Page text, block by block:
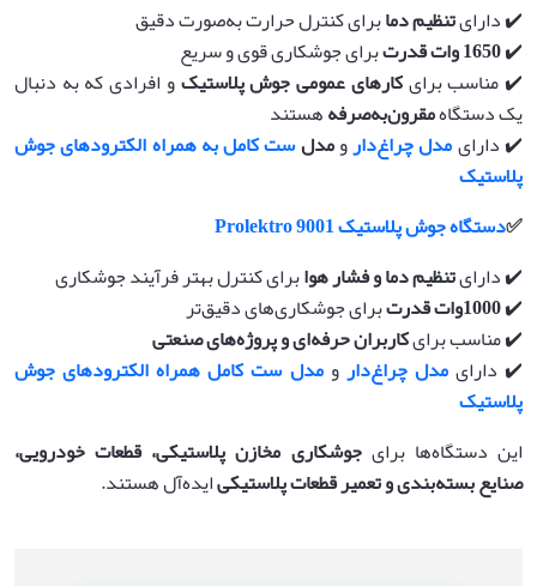
✔️ دارایتنظیم دمابرای کنترل حرارت به‌صورت دقیق
✔️
1650وات قدرتبرای جوشکاری قوی و سریع
✔️ مناسب برایکارهای عمومی جوش پلاستیکو افرادی که به دنبال
یک دستگاهمقرون‌به‌صرفههستند
✔️ دارایمدل چراغ‌دارومدلست کامل به همراه الکترودهای جوش
پلاستیک
✅دستگاه جوش پلاستیک
✔️ دارایتنظیم دما و فشار هوابرای کنترل بهتر فرآیند جوشکاری
✔️
1000وات قدرتبرای جوشکاری‌های دقیق‌تر
✔️ مناسب برایکاربران حرفه‌ای و پروژه‌های صنعتی
✔️ دارایمدل چراغ‌دارومدل ست کامل همراه الکترودهای جوش
پلاستیک
این دستگاه‌ها برایجوشکاری مخازن پلاستیکی، قطعات خودرویی،
صنایع بسته‌بندی و تعمیر قطعات پلاستیکیایده‌آل هستند.